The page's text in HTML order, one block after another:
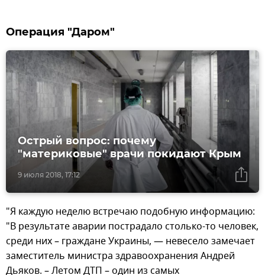
Операция "Даром"
9 июля 2018, 17:12
Острый вопрос: почему
"материковые" врачи покидают Крым
"Я каждую неделю встречаю подобную информацию:
"В результате аварии пострадало столько-то человек,
среди них – граждане Украины, — невесело замечает
заместитель министра здравоохранения Андрей
Дьяков. – Летом ДТП – один из самых